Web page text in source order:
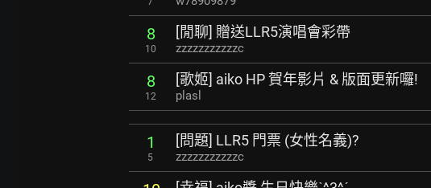
8
10
[閒聊] 贈送LLR5演唱會彩帶
zzzzzzzzzzzc
8
12
[歌姬] aiko HP 賀年影片 & 版面更新囉!
plasl
1
5
[問題] LLR5 門票 (女性名義)?
zzzzzzzzzzzc